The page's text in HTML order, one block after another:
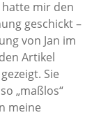
hatte mir den
geschickt –
von Jan im
Artikel
Sie
„maßlos“
meine